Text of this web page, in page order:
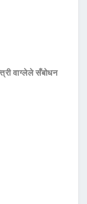
वाग्लेले सँबोधन